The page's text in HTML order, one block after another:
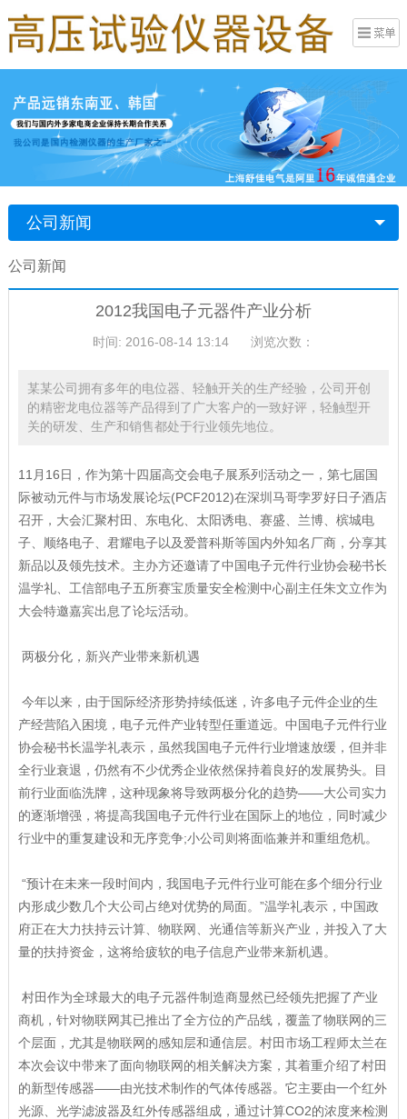
公司新闻
公司新闻
2012我国电子元器件产业分析
时间: 2016-08-14 13:14 浏览次数：
某某公司拥有多年的电位器、轻触开关的生产经验，公司开创
的精密龙电位器等产品得到了广大客户的一致好评，轻触型开
关的研发、生产和销售都处于行业领先地位。
11月16日，作为第十四届高交会电子展系列活动之一，第七届国
际被动元件与市场发展论坛(PCF2012)在深圳马哥孛罗好日子酒店
召开，大会汇聚村田、东电化、太阳诱电、赛盛、兰博、槟城电
子、顺络电子、君耀电子以及爱普科斯等国内外知名厂商，分享其
新品以及领先技术。主办方还邀请了中国电子元件行业协会秘书长
温学礼、工信部电子五所赛宝质量安全检测中心副主任朱文立作为
大会特邀嘉宾出息了论坛活动。
两极分化，新兴产业带来新机遇
今年以来，由于国际经济形势持续低迷，许多电子元件企业的生
产经营陷入困境，电子元件产业转型任重道远。中国电子元件行业
协会秘书长温学礼表示，虽然我国电子元件行业增速放缓，但并非
全行业衰退，仍然有不少优秀企业依然保持着良好的发展势头。目
前行业面临洗牌，这种现象将导致两极分化的趋势——大公司实力
的逐渐增强，将提高我国电子元件行业在国际上的地位，同时减少
行业中的重复建设和无序竞争;小公司则将面临兼并和重组危机。
“预计在未来一段时间内，我国电子元件行业可能在多个细分行业
内形成少数几个大公司占绝对优势的局面。”温学礼表示，中国政
府正在大力扶持云计算、物联网、光通信等新兴产业，并投入了大
量的扶持资金，这将给疲软的电子信息产业带来新机遇。
村田作为全球最大的电子元器件制造商显然已经领先把握了产业
商机，针对物联网其已推出了全方位的产品线，覆盖了物联网的三
个层面，尤其是物联网的感知层和通信层。村田市场工程师太兰在
本次会议中带来了面向物联网的相关解决方案，其着重介绍了村田
的新型传感器——由光技术制作的气体传感器。它主要由一个红外
光源、光学滤波器及红外传感器组成，通过计算CO2的浓度来检测